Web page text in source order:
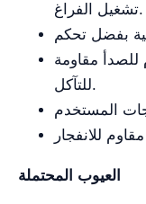
تشغيل الفراغ.
للصدأ مقاومة
للتآكل.
العيوب المحتملة